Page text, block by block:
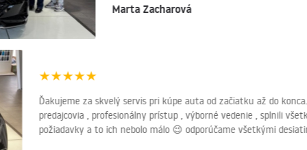
Marta Zacharová
★★★★★
Ďakujeme za skvelý servis pri kúpe auta od začiatku až do
predajcovia , profesionálny prístup , výborné vedenie , splnili
požiadavky a to ich nebolo málo 😉 odporúčame všetkými